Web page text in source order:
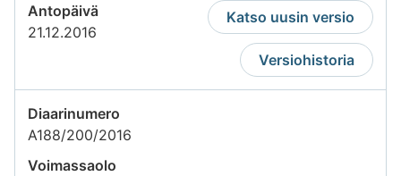
Antopäivä
21.12.2016
Katso uusin versio
Versiohistoria
Diaarinumero
A188/200/2016
Voimassaolo